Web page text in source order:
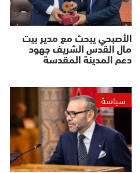
الأصبحي يبحث مع مدير بيت
مال القدس الشريف جهود
دعم المدينة المقدسة
سياسة